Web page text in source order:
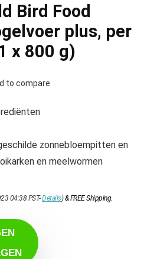
Bird Food
plus, per
x 800 g)
to compare
zonnebloempitten en
en meelwormen
04:38 PST-Details)&FREE Shipping.